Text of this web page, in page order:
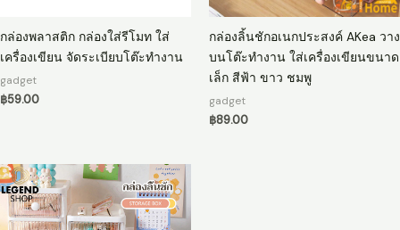
งาน
quantity
กล่องพลาสติก กล่องใส่รีโมท ใส่
เครื่องเขียน จัดระเบียบโต๊ะทำงาน
gadget
฿59.00
กล่องลิ้นชักอเนกประสงค์ AKea วาง
บนโต๊ะทำงาน ใส่เครื่องเขียนขนาด
เล็ก สีฟ้า ขาว ชมพู
gadget
฿89.00